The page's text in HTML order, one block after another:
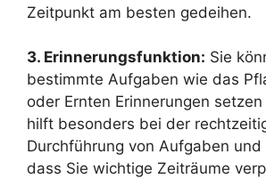
Zeitpunkt am besten gedeihen.
3. Erinnerungsfunktion: Sie
bestimmte Aufgaben wie das
oder Ernten Erinnerungen
hilft besonders bei der
Durchführung von Aufgaben
dass Sie wichtige Zeiträume